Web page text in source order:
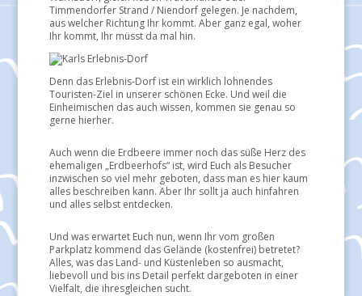
Timmendorfer Strand / Niendorf gelegen. Je nachdem,
aus welcher Richtung Ihr kommt. Aber ganz egal, woher
Ihr kommt, Ihr müsst da mal hin.
Denn das Erlebnis-Dorf ist ein wirklich lohnendes
Touristen-Ziel in unserer schönen Ecke. Und weil die
Einheimischen das auch wissen, kommen sie genau so
gerne hierher.
Auch wenn die Erdbeere immer noch das süße Herz des
ehemaligen „Erdbeerhofs“ ist, wird Euch als Besucher
inzwischen so viel mehr geboten, dass man es hier kaum
alles beschreiben kann. Aber Ihr sollt ja auch hinfahren
und alles selbst entdecken.
Und was erwartet Euch nun, wenn Ihr vom großen
Parkplatz kommend das Gelände (kostenfrei) betretet?
Alles, was das Land- und Küstenleben so ausmacht,
liebevoll und bis ins Detail perfekt dargeboten in einer
Vielfalt, die ihresgleichen sucht.